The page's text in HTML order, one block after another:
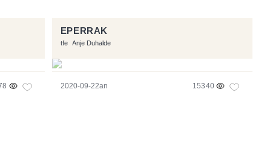
EPERRAK
tfe Anje Duhalde
2020-09-22an 15340